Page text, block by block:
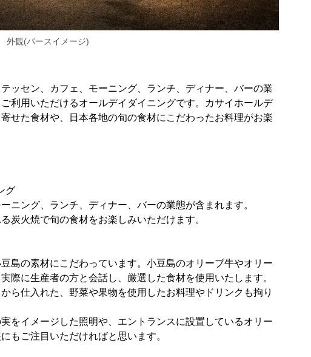
外観(パースイメージ)
ッセン、カフェ、モーニング、ランチ、ディナー、バーの業
利用いただけるオールデイダイニングです。カサイホールデ
せた食材や、日本各地の旬の食材にこだわったお料理がお楽
グ
ニング、ランチ、ディナー、バーの業態が含まれます。
炭火焼で旬の食材をお楽しみいただけます。
島の素材にこだわっています。小豆島のオリーブ牛やオリー
際に生産者の方と会話し、厳選した食材を使用いたします。
ら仕入れた、野菜や果物を使用したお料理やドリンクも拘り
をイメージした照明や、エントランスに設置しているオリー
もご注目いただければと思います。